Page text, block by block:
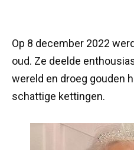
Op 8 december 2022
oud. Ze deelde
wereld en droeg gouden
schattige kettingen.